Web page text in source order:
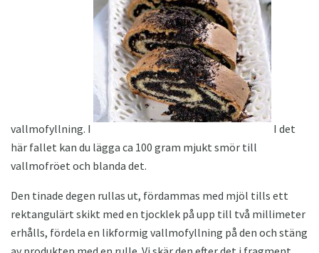
vallmofyllning. I
I det
här fallet kan du lägga ca 100 gram mjukt smör till
vallmofröet och blanda det.
Den tinade degen rullas ut, fördammas med mjöl tills ett
rektangulärt skikt med en tjocklek på upp till två millimeter
erhålls, fördela en likformig vallmofyllning på den och stäng